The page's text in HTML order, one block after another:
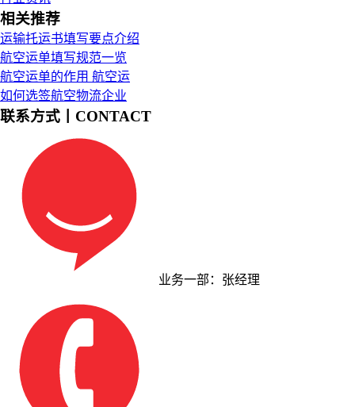
相关推荐
运输托运书填写要点介绍
航空运单填写规范一览
航空运单的作用 航空运
如何选签航空物流企业
联系方式丨CONTACT
业务一部：张经理